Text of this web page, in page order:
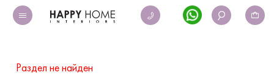
Раздел не найден